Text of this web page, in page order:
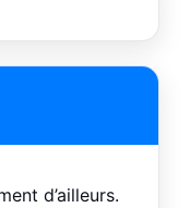
d’ailleurs.